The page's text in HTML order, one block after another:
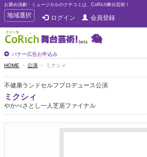
お薦め演劇・ミュージカルのクチコミは、CoRich舞台芸術！
T
o
g
g
e
n
a
v
i
g
a
地域選択 ログイン 会員登録
バナー広告お申込み
HOME 公演 ミクシィ
不健康ランドセルフプロデュース公演
ミクシィ
やかべさとし一人芝居ファイナル